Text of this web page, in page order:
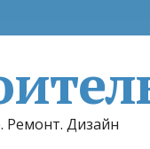
Ремонт. Дизайн